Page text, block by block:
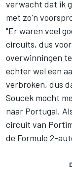
verwacht dat ik
met zo'n
"Er waren veel
circuits, dus
overwinningen
echter wel een
verbroken, dus
Soucek mocht
naar Portugal.
circuit van
de Formule 2-